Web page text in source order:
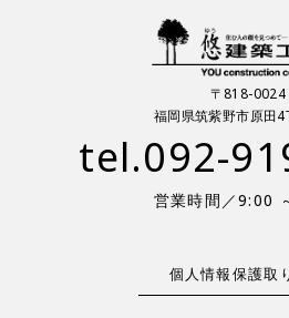
〒818-0024
福岡県筑紫野市原田
tel.092-
営業時間／9:00
個人情報保護取